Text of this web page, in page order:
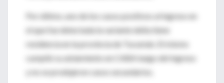
Por último, uno de los casos positivos al ingreso en
el que fue detectada la variante delta tiene
residencia en la provincia de Tucumán. El mismo
cumplió su aislamiento en CABA luego del ingreso
y no se produjeron casos secundarios.